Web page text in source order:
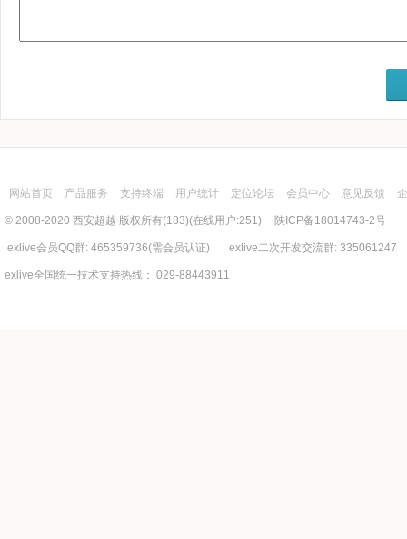
网站首页 产品服务 支持终端 用户统计 定位论坛 会员中心 意见反馈
© 2008-2020 西安超越 版权所有(183)(在线用户:251) 陕ICP备18014743-2号
exlive会员QQ群: 465359736(需会员认证) exlive二次开发交流群: 335061247
exlive全国统一技术支持热线： 029-88443911